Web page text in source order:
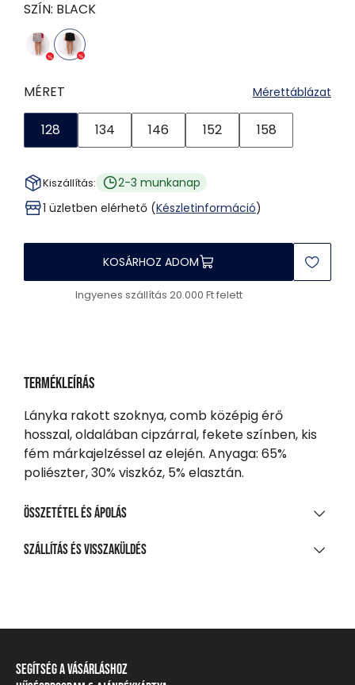
SZÍN: BLACK
MÉRET Mérettáblázat
128 134 146 152 158
Kiszállítás:
2-3 munkanap
1 üzletben elérhető (Készletinformáció)
KOSÁRHOZ ADOM
Ingyenes szállítás 20.000 Ft felett
Termékleírás
Lányka rakott szoknya, comb középig érő
hosszal, oldalában cipzárral, fekete színben, kis
fém márkajelzéssel az elején. Anyaga: 65%
poliészter, 30% viszkóz, 5% elasztán.
Összetétel és ápolás
ANYAGÖSSZETÉTEL
Szállítás és visszaküldés
Csomagpontra, automatába
990 Ft-tól
Segítség a vásárláshoz